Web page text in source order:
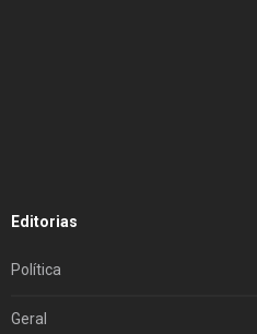
Editorias
Política
Geral